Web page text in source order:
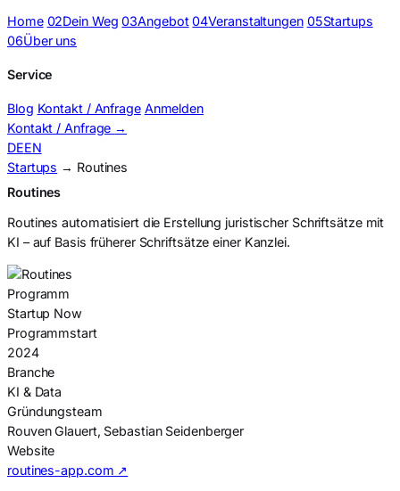
Home 02Dein Weg 03Angebot 04Veranstaltungen 05Startups
06Über uns
Service
Blog Kontakt / Anfrage Anmelden
Kontakt / Anfrage →
DEEN
Startups → Routines
Routines
Routines automatisiert die Erstellung juristischer Schriftsätze mit
KI – auf Basis früherer Schriftsätze einer Kanzlei.
Programm
Startup Now
Programmstart
2024
Branche
KI & Data
Gründungsteam
Rouven Glauert, Sebastian Seidenberger
Website
routines-app.com ↗